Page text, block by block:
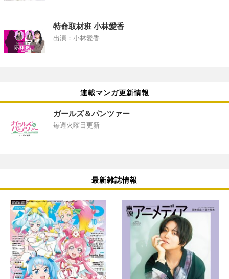
特命取材班 小林愛香
出演：小林愛香
連載マンガ更新情報
ガールズ＆パンツァー
毎週火曜日更新
最新雑誌情報